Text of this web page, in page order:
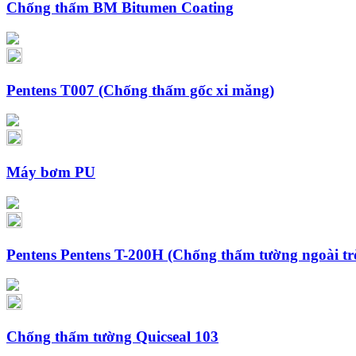
Chống thấm BM Bitumen Coating
Pentens T007 (Chống thấm gốc xi măng)
Máy bơm PU
Pentens Pentens T-200H (Chống thấm tường ngoài
Chống thấm tường Quicseal 103